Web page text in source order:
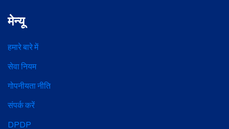
मेन्यू
हमारे बारे में
सेवा नियम
गोपनीयता नीति
संपर्क करें
DPDP